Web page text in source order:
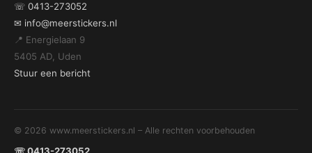
☏ 0413-273052
✉ info@meerstickers.nl
📍 Energielaan 9
5405 AD, Uden
Stuur een bericht
© 2026 www.meerstickers.nl – Alle rechten voorbehouden